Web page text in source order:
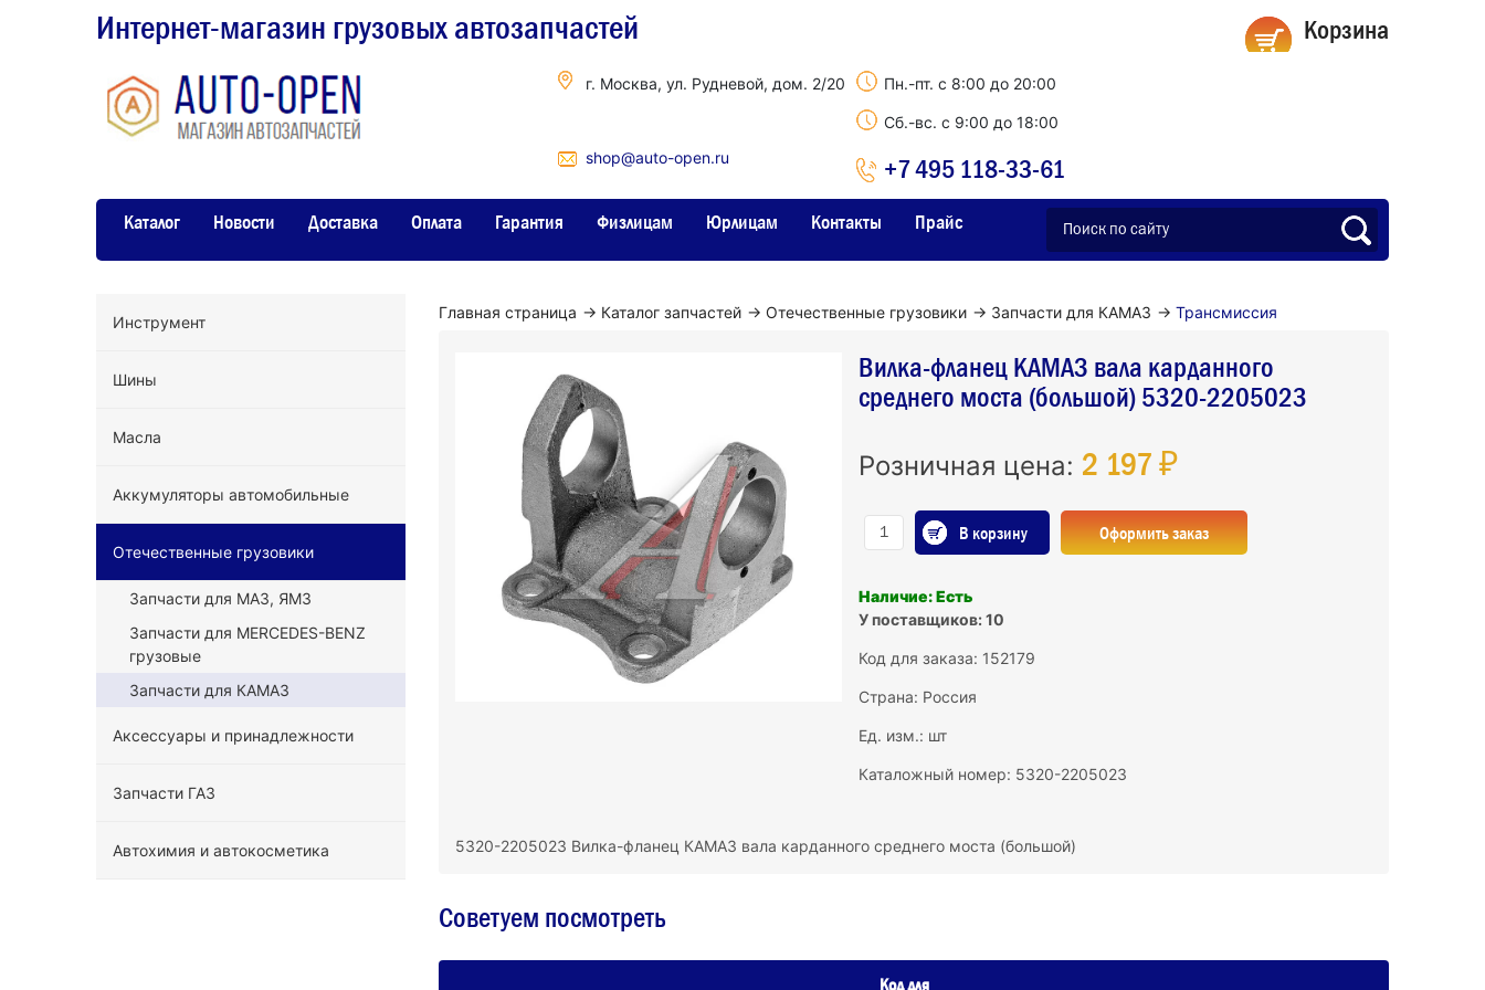
Интернет-магазин грузовых автозапчастей
г. Москва, ул. Рудневой, дом. 2/20
shop@auto-open.ru
Пн.-пт. с 8:00 до 20:00
Сб.-вс. с 9:00 до 18:00
+7 495 118-33-61
Корзина
Каталог Новости Доставка Оплата Гарантия Физлицам Юрлицам Контакты Прайс
Инструмент
Шины
Масла
Аккумуляторы автомобильные
Отечественные грузовики
Запчасти для МАЗ, ЯМЗ
Запчасти для MERCEDES-BENZ
грузовые
Запчасти для КАМАЗ
Аксессуары и принадлежности
Запчасти ГАЗ
Автохимия и автокосметика
Главная страница → Каталог запчастей → Отечественные грузовики → Запчасти для КАМАЗ → Трансмиссия
Вилка-фланец КАМАЗ вала карданного
среднего моста (большой) 5320-2205023
Розничная цена: 2 197 ₽
В корзину Оформить заказ
Наличие: Есть
У поставщиков: 10
Код для заказа: 152179
Страна: Россия
Ед. изм.: шт
Каталожный номер: 5320-2205023
5320-2205023 Вилка-фланец КАМАЗ вала карданного среднего моста (большой)
Советуем посмотреть
Код для